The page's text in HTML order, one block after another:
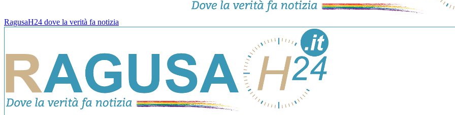
RagusaH24 dove la verità fa notizia